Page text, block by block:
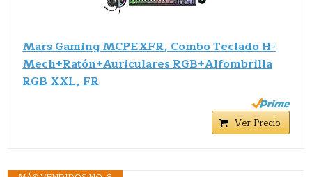
Mars Gaming MCPEXFR, Combo Teclado H-
Mech+Ratón+Auriculares RGB+Alfombrilla
RGB XXL, FR
Ver Precio